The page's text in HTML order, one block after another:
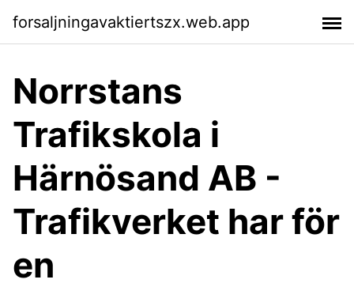
forsaljningavaktiertszx.web.app
Norrstans
Trafikskola i
Härnösand AB -
Trafikverket har för
en